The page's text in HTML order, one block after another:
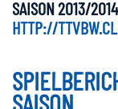
SAISON 2013/
HTTP://
SAISON